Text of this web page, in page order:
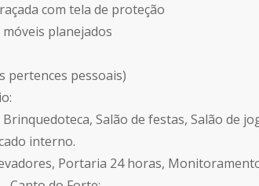
com tela de proteção
planejados
pertences pessoais)
Salão de festas, Salão de
interno.
Portaria 24 horas,